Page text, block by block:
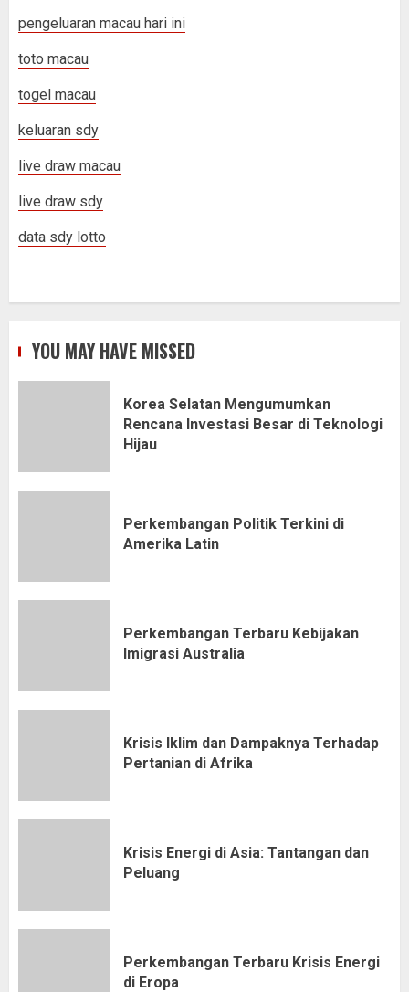
pengeluaran macau hari ini
toto macau
togel macau
keluaran sdy
live draw macau
live draw sdy
data sdy lotto
YOU MAY HAVE MISSED
Korea Selatan Mengumumkan
Rencana Investasi Besar di Teknologi
Hijau
Perkembangan Politik Terkini di
Amerika Latin
Perkembangan Terbaru Kebijakan
Imigrasi Australia
Krisis Iklim dan Dampaknya Terhadap
Pertanian di Afrika
Krisis Energi di Asia: Tantangan dan
Peluang
Perkembangan Terbaru Krisis Energi
di Eropa